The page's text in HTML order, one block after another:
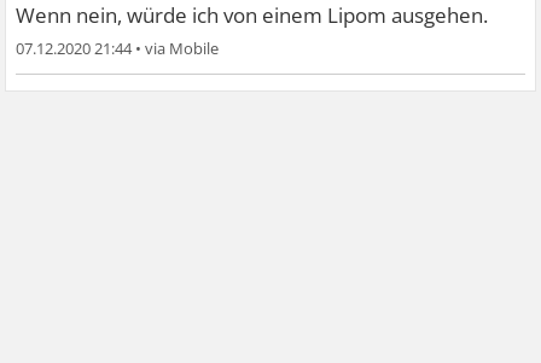
Wenn nein, würde ich von einem Lipom ausgehen.
07.12.2020 21:44•